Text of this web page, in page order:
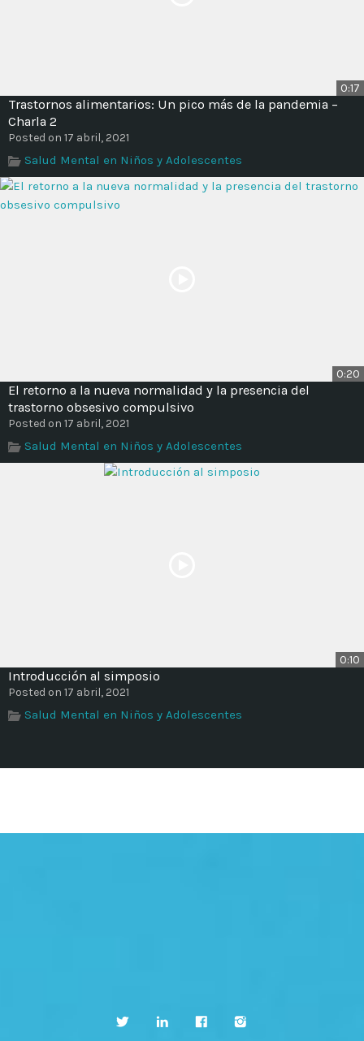
0:17
Trastornos alimentarios: Un pico más de la pandemia –
Charla 2
Posted on 17 abril, 2021
Salud Mental en Niños y Adolescentes
0:20
El retorno a la nueva normalidad y la presencia del
trastorno obsesivo compulsivo
Posted on 17 abril, 2021
Salud Mental en Niños y Adolescentes
0:10
Introducción al simposio
Posted on 17 abril, 2021
Salud Mental en Niños y Adolescentes